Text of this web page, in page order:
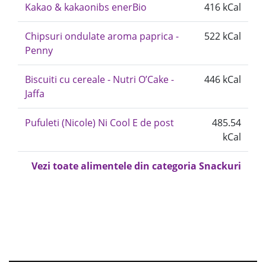
Kakao & kakaonibs enerBio 416 kCal
Chipsuri ondulate aroma paprica -
Penny
522 kCal
Biscuiti cu cereale - Nutri O’Cake -
Jaffa
446 kCal
Pufuleti (Nicole) Ni Cool E de post
485.54
kCal
Vezi toate alimentele din categoria Snackuri